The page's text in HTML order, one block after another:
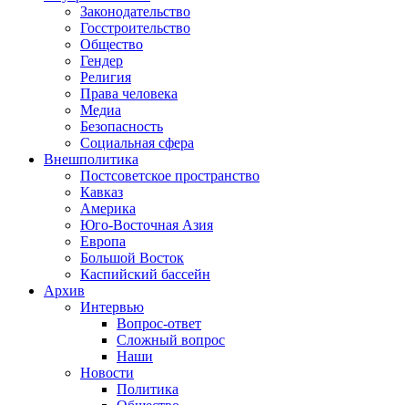
Законодательство
Госстроительство
Общество
Гендер
Религия
Права человека
Медиа
Безопасность
Социальная сфера
Внешполитика
Постсоветское пространство
Кавказ
Америка
Юго-Восточная Азия
Европа
Большой Восток
Каспийский бассейн
Архив
Интервью
Вопрос-ответ
Сложный вопрос
Наши
Новости
Политика